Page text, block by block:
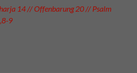
14 // Offenbarung 20 // Psalm
9